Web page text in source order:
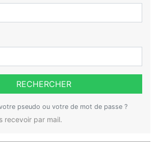
RECHERCHER
pseudo ou votre de mot de passe ?
recevoir par mail.